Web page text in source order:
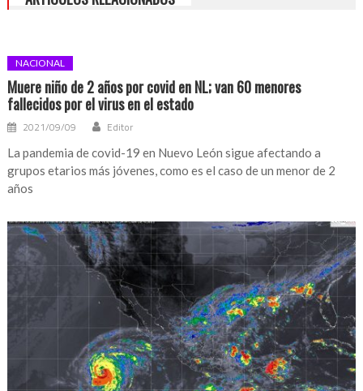
NACIONAL
Muere niño de 2 años por covid en NL; van 60 menores
fallecidos por el virus en el estado
2021/09/09 Editor
La pandemia de covid-19 en Nuevo León sigue afectando a
grupos etarios más jóvenes, como es el caso de un menor de 2
años